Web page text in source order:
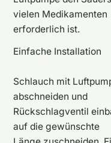
vielen Medikamenten
erforderlich ist.
Einfache Installation
Schlauch mit
abschneiden und
Rückschlagventil
auf die gewünschte